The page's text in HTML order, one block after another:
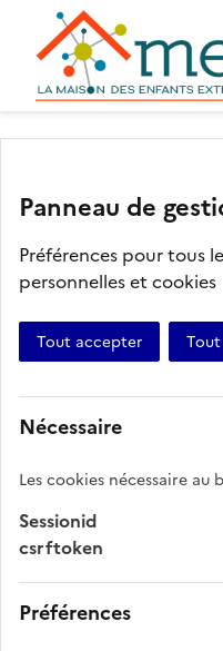
Essaimage
Panneau de
Préférences pour tous
personnelles et cookies
Tout accepter
Nécessaire
Les cookies nécessaire
Sessionid
csrftoken
Préférences